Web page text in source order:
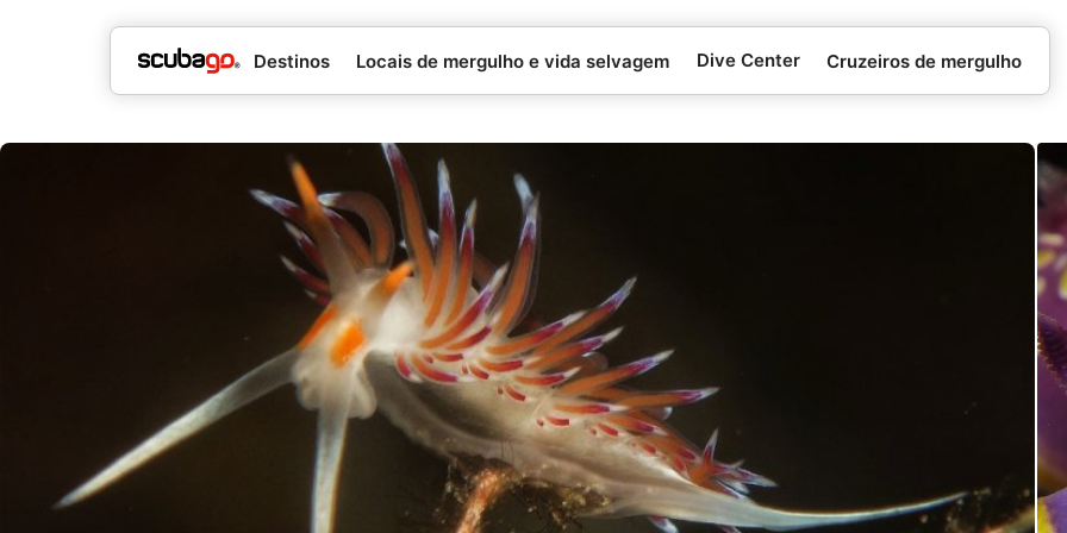
Destinos Locais de mergulho e vida selvagem Dive Center Cruzeiros de mergulho